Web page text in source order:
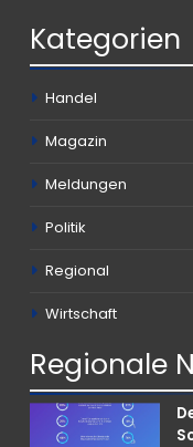
Kategorien
Handel
Magazin
Meldungen
Politik
Regional
Wirtschaft
Regionale